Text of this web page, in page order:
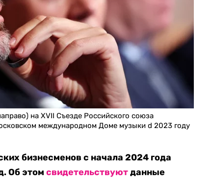
на XVII Съезде Российского союза
международном Доме музыки d 2023 году
бизнесменов с начала 2024 года
Об этомсвидетельствуютданные